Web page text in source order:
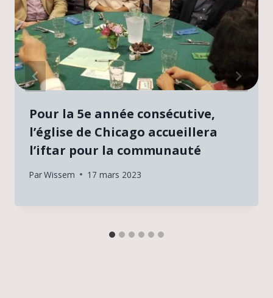
Pour la 5e année consécutive,
l’église de Chicago accueillera
l’iftar pour la communauté
ParWissem 17 mars 2023